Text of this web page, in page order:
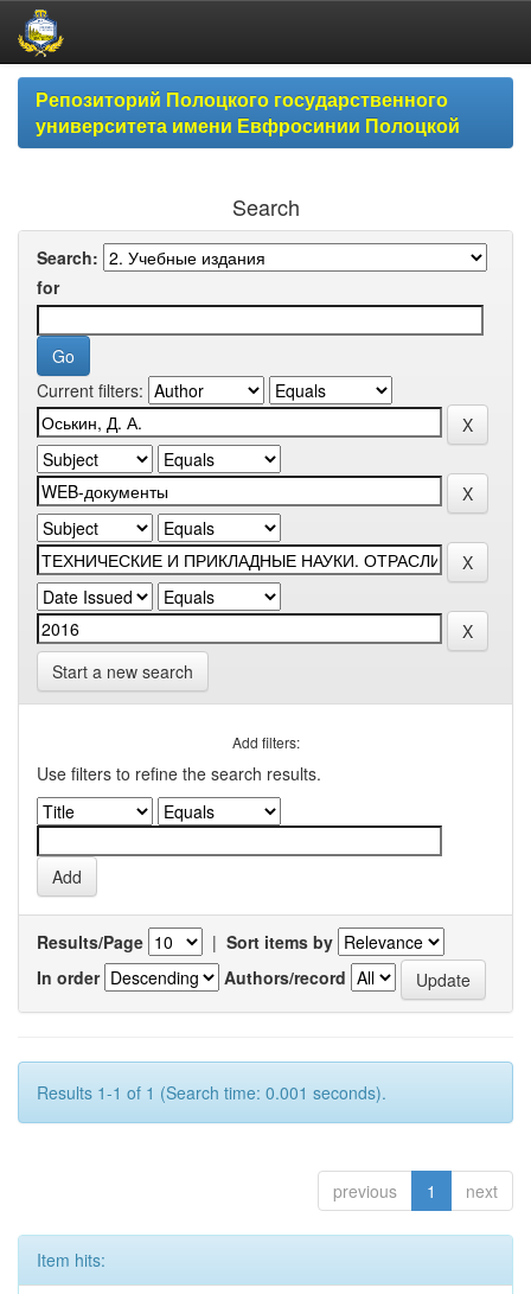
Skip
navigationРепозиторий Полоцкого государственного
университета имени Евфросинии Полоцкой
Search
Search:
for
Current filters:
Start a new search
Add filters:
Use filters to refine the search results.
Results/Page | Sort items by
In order
Authors/record
Results 1-1 of 1 (Search time: 0.001 seconds).
previous 1 next
Item hits: